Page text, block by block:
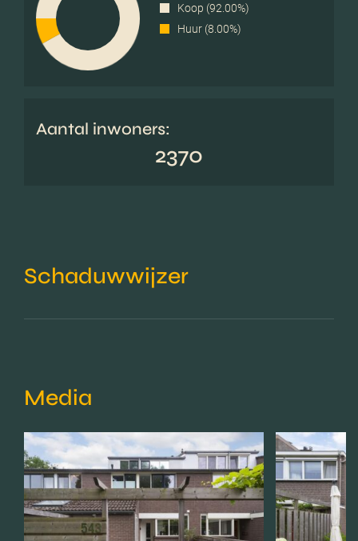
Koop (92.00%)
Huur (8.00%)
Aantal inwoners:
2370
Schaduwwijzer
Media